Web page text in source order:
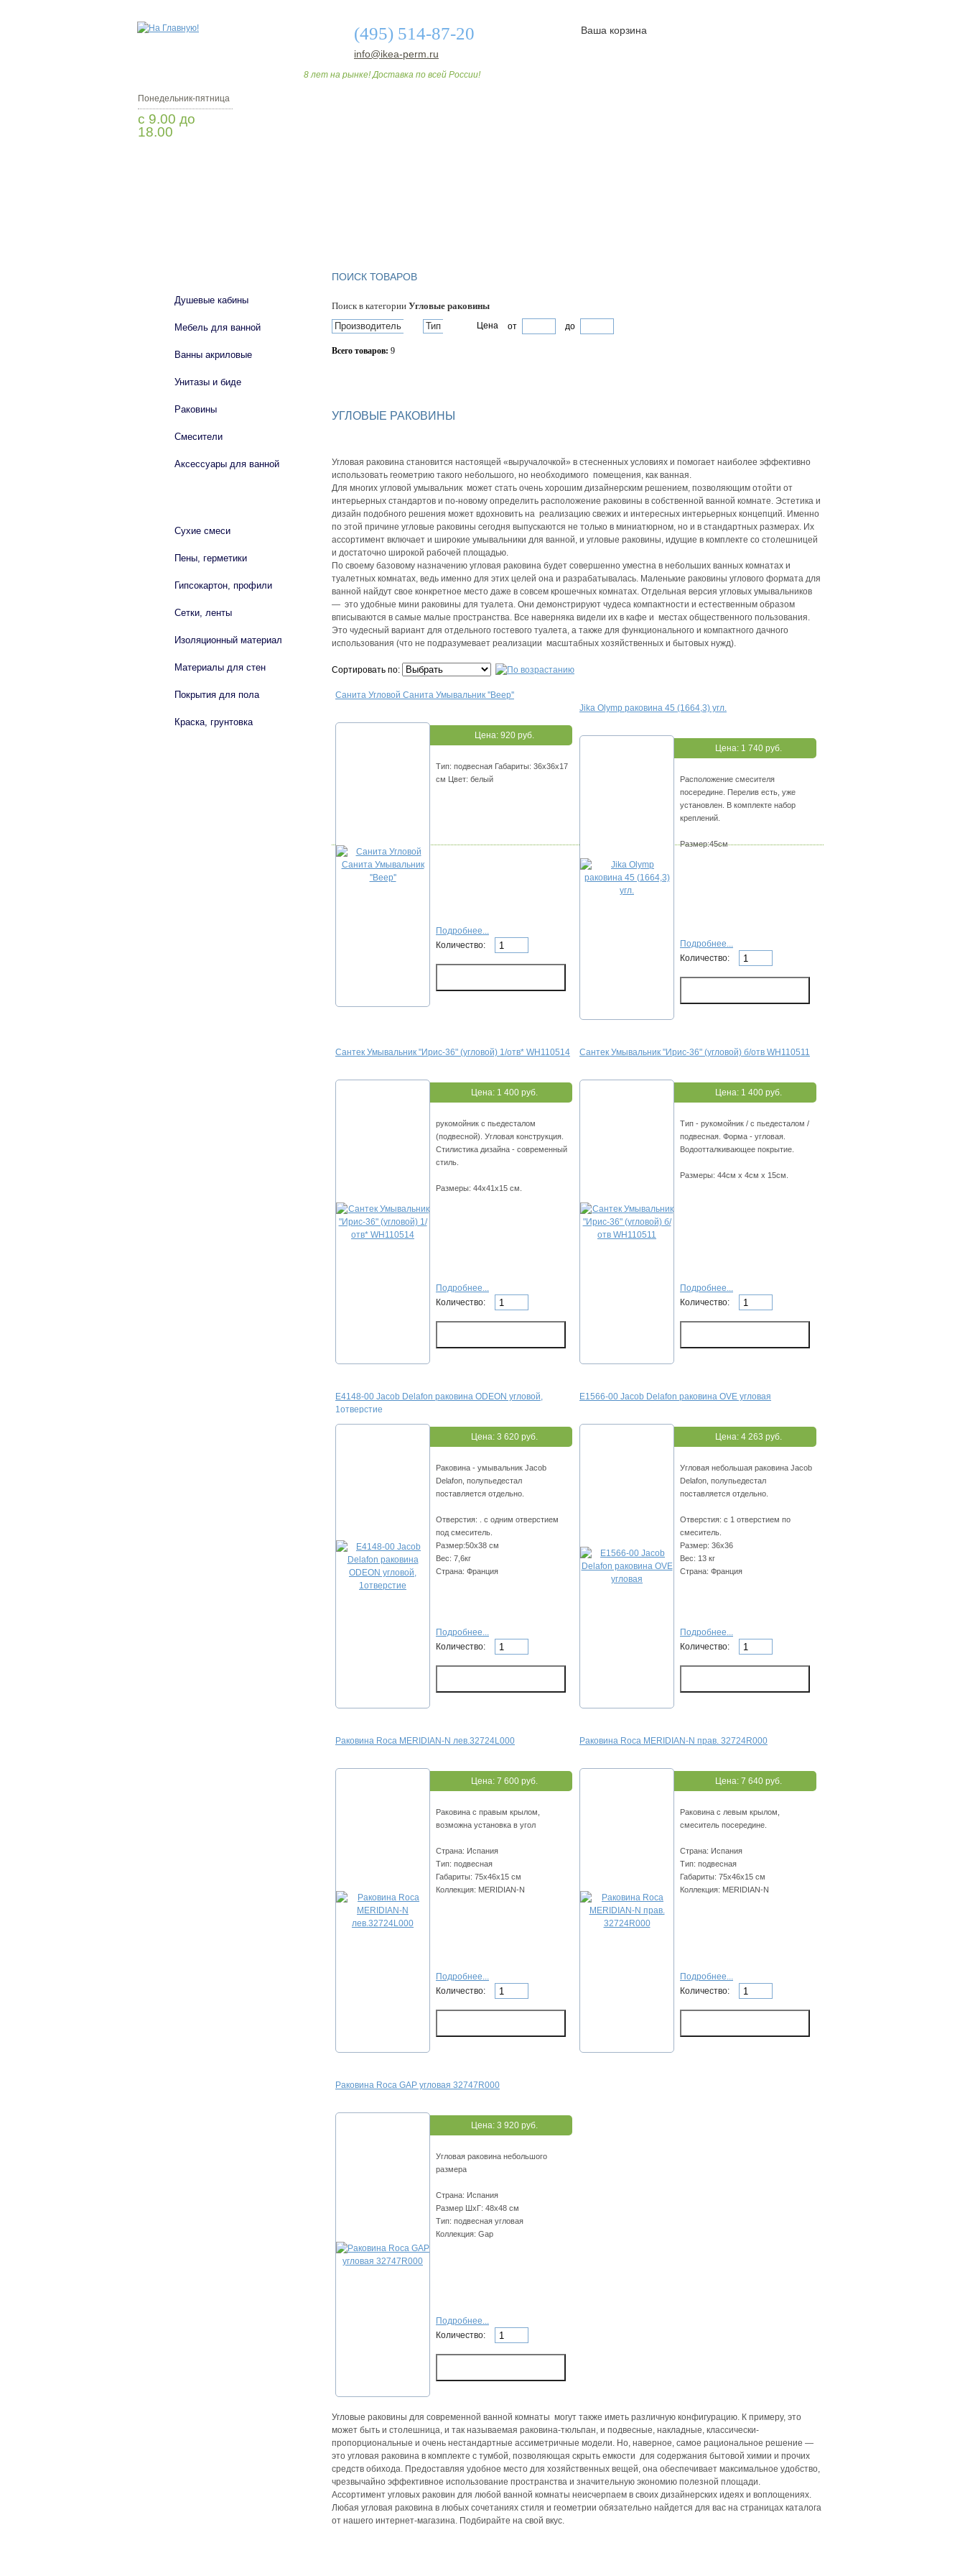
(495) 514-87-20
info@ikea-perm.ru
8 лет на рынке! Доставка по всей России!
Ваша корзина
Понедельник-пятница
с 9.00 до
18.00
ПОИСК ТОВАРОВ
Поиск в категории Угловые раковины
Производитель
Тип Цена от до
Всего товаров: 9
УГЛОВЫЕ РАКОВИНЫ
Угловая раковина становится настоящей «выручалочкой» в стесненных условиях и помогает наиболее эффективно
использовать геометрию такого небольшого, но необходимого помещения, как ванная.
Для многих угловой умывальник может стать очень хорошим дизайнерским решением, позволяющим отойти от
интерьерных стандартов и по-новому определить расположение раковины в собственной ванной комнате. Эстетика и
дизайн подобного решения может вдохновить на реализацию свежих и интересных интерьерных концепций. Именно
по этой причине угловые раковины сегодня выпускаются не только в миниатюрном, но и в стандартных размерах. Их
ассортимент включает и широкие умывальники для ванной, и угловые раковины, идущие в комплекте со столешницей
и достаточно широкой рабочей площадью.
По своему базовому назначению угловая раковина будет совершенно уместна в небольших ванных комнатах и
туалетных комнатах, ведь именно для этих целей она и разрабатывалась. Маленькие раковины углового формата для
ванной найдут свое конкретное место даже в совсем крошечных комнатах. Отдельная версия угловых умывальников
— это удобные мини раковины для туалета. Они демонстрируют чудеса компактности и естественным образом
вписываются в самые малые пространства. Все наверняка видели их в кафе и местах общественного пользования.
Это чудесный вариант для отдельного гостевого туалета, а также для функционального и компактного дачного
использования (что не подразумевает реализации масштабных хозяйственных и бытовых нужд).
Сортировать по:
Санита Угловой Санита Умывальник ''Веер''
Цена: 920 руб.
Тип: подвесная Габариты: 36х36х17
см Цвет: белый
Подробнее...
Количество:
Jika Olymp раковина 45 (1664,3) угл.
Цена: 1 740 руб.
Расположение смесителя
посередине. Перелив есть, уже
установлен. В комплекте набор
креплений.
Размер:45см
Подробнее...
Количество:
Сантек Умывальник "Ирис-36" (угловой) 1/отв* WH110514
Цена: 1 400 руб.
рукомойник с пьедесталом
(подвесной). Угловая конструкция.
Стилистика дизайна - современный
стиль.
Размеры: 44х41х15 см.
Подробнее...
Количество:
Сантек Умывальник "Ирис-36" (угловой) б/отв WH110511
Цена: 1 400 руб.
Тип - рукомойник / с пьедесталом /
подвесная. Форма - угловая.
Водоотталкивающее покрытие.
Размеры: 44см х 4см х 15см.
Подробнее...
Количество:
E4148-00 Jacob Delafon раковина ODEON угловой,
1отверстие
Цена: 3 620 руб.
Раковина - умывальник Jacob
Delafon, полупьедестал
поставляется отдельно.
Отверстия: . с одним отверстием
под смеситель.
Размер:50х38 см
Вес: 7,6кг
Страна: Франция
Подробнее...
Количество:
E1566-00 Jacob Delafon раковина OVE угловая
Цена: 4 263 руб.
Угловая небольшая раковина Jacob
Delafon, полупьедестал
поставляется отдельно.
Отверстия: с 1 отверстием по
смеситель.
Размер: 36х36
Вес: 13 кг
Страна: Франция
Подробнее...
Количество:
Раковина Roca MERIDIAN-N лев.32724L000
Цена: 7 600 руб.
Раковина с правым крылом,
возможна установка в угол
Страна: Испания
Тип: подвесная
Габариты: 75х46х15 см
Коллекция: MERIDIAN-N
Подробнее...
Количество:
Раковина Roca MERIDIAN-N прав. 32724R000
Цена: 7 640 руб.
Раковина с левым крылом,
смеситель посередине.
Страна: Испания
Тип: подвесная
Габариты: 75х46х15 см
Коллекция: MERIDIAN-N
Подробнее...
Количество:
Раковина Roca GAP угловая 32747R000
Цена: 3 920 руб.
Угловая раковина небольшого
размера
Страна: Испания
Размер ШхГ: 48х48 см
Тип: подвесная угловая
Коллекция: Gap
Подробнее...
Количество:
Угловые раковины для современной ванной комнаты могут также иметь различную конфигурацию. К примеру, это
может быть и столешница, и так называемая раковина-тюльпан, и подвесные, накладные, классически-
пропорциональные и очень нестандартные ассиметричные модели. Но, наверное, самое рациональное решение —
это угловая раковина в комплекте с тумбой, позволяющая скрыть емкости для содержания бытовой химии и прочих
средств обихода. Предоставляя удобное место для хозяйственных вещей, она обеспечивает максимальное удобство,
чрезвычайно эффективное использование пространства и значительную экономию полезной площади.
Ассортимент угловых раковин для любой ванной комнаты неисчерпаем в своих дизайнерских идеях и воплощениях.
Любая угловая раковина в любых сочетаниях стиля и геометрии обязательно найдется для вас на страницах каталога
от нашего интернет-магазина. Подбирайте на свой вкус.
Душевые кабины
Мебель для ванной
Ванны акриловые
Унитазы и биде
Раковины
Смесители
Аксессуары для ванной
Сухие смеси
Пены, герметики
Гипсокартон, профили
Сетки, ленты
Изоляционный материал
Материалы для стен
Покрытия для пола
Краска, грунтовка